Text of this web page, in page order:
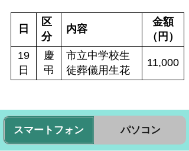
日
区
分
内容
金額
（円）
19
日
慶
弔
市立中学校生
徒葬儀用生花
11,000
スマートフォン パソコン